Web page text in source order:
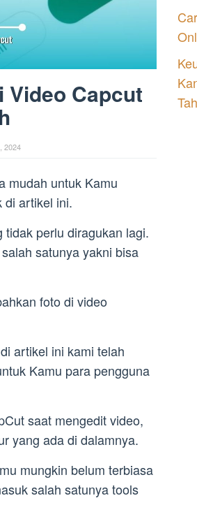
Video Capcut
2024
mudah untuk Kamu
di artikel ini.
perlu diragukan lagi.
satunya yakni bisa
foto di video
artikel ini kami telah
Kamu para pengguna
saat mengedit video,
yang ada di dalamnya.
mungkin belum terbiasa
salah satunya tools